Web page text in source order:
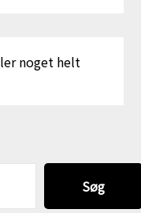
noget helt
Søg